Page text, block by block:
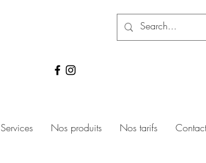
Services Nos produits Nos tarifs Contact